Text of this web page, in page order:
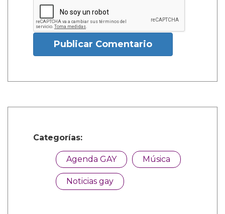
Publicar Comentario
Categorías:
Agenda GAY Música
Noticias gay